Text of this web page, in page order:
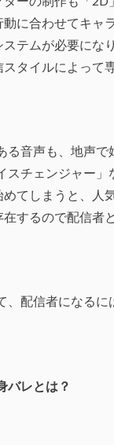
に合わせてキャ
テムが必要にな
タイルによって
る音声も、地声
スチェンジャー
てしまうと、人
するので配信者
、配信者になるに
バレとは？